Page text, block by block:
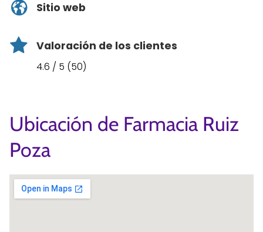
Sitio web
Valoración de los clientes
4.6 / 5 (50)
Ubicación de Farmacia Ruiz
Poza